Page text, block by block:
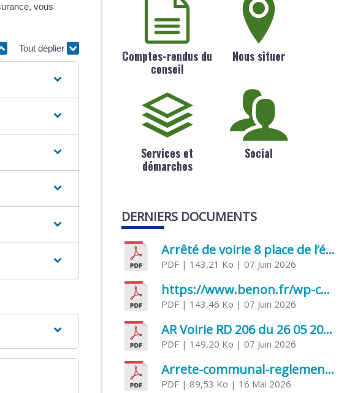
vous
Tout déplier
Comptes-rendus du
conseil
Nous situer
Services et
démarches
Social
DERNIERS DOCUMENTS
Arrêté de voirie 8 place de l’église 17170 Benon
PDF | 143,21 Ko | 07 Juin 2026
https://www.benon.fr/wp-content/uploads/2026/06/AR-Voirie-Chemin-de-Lafond-du-26-05-2026.pdf
PDF | 143,46 Ko | 07 Juin 2026
AR Voirie RD 206 du 26 05 2026
PDF | 149,20 Ko | 07 Juin 2026
Arrete-communal-reglemenatnt-des-bruits-de-voisinage-et-des-activites-bruyantes
PDF | 89,53 Ko | 16 Mai 2026